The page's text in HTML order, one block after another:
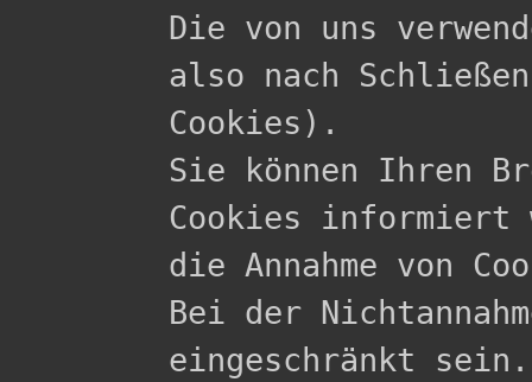
Die von uns
also nach
Cookies).
Sie können Ihren
Cookies informiert
die Annahme von
Bei der
eingeschränkt sein.